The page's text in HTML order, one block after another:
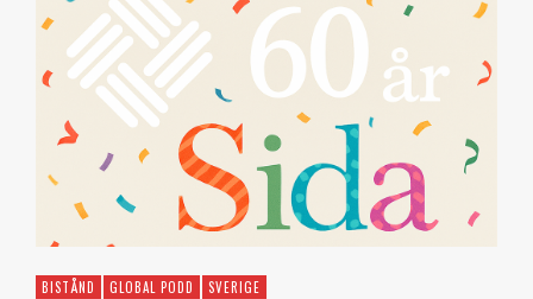
BISTÅND GLOBAL PODD SVERIGE